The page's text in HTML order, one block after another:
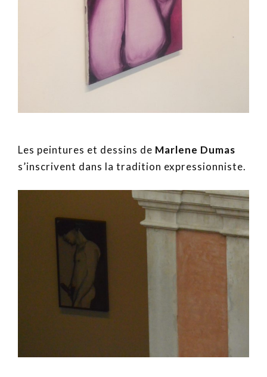
Les peintures et dessins de Marlene Dumas
s’inscrivent dans la tradition expressionniste.